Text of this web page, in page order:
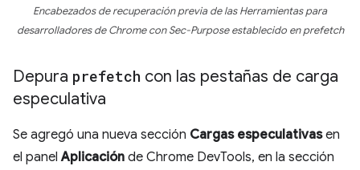
Encabezados de recuperación previa de las Herramientas para
desarrolladores de Chrome con Sec-Purpose establecido en prefetch
Depura prefetch con las pestañas de carga
especulativa
Se agregó una nueva sección Cargas especulativasen
el panelAplicación de Chrome DevTools, en la sección